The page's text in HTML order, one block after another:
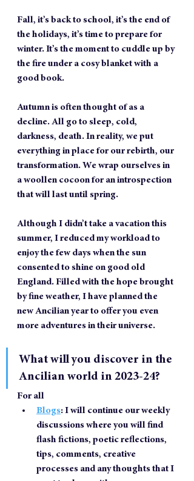
Fall, it’s back to school, it’s the end of
the holidays, it’s time to prepare for
winter. It’s the moment to cuddle up by
the fire under a cosy blanket with a
good book.
Autumn is often thought of as a
decline. All go to sleep, cold,
darkness, death. In reality, we put
everything in place for our rebirth, our
transformation. We wrap ourselves in
a woollen cocoon for an introspection
that will last until spring.
Although I didn’t take a vacation this
summer, I reduced my workload to
enjoy the few days when the sun
consented to shine on good old
England. Filled with the hope brought
by fine weather, I have planned the
new Ancilian year to offer you even
more adventures in their universe.
What will you discover in the
Ancilian world in 2023-24?
For all
Blogs: I will continue our weekly
discussions where you will find
flash fictions, poetic reflections,
tips, comments, creative
processes and any thoughts that I